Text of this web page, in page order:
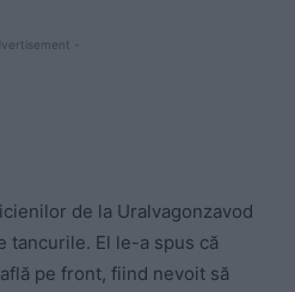
-
de la Uralvagonzavod
tancurile. El le-a spus că
pe front, fiind nevoit să